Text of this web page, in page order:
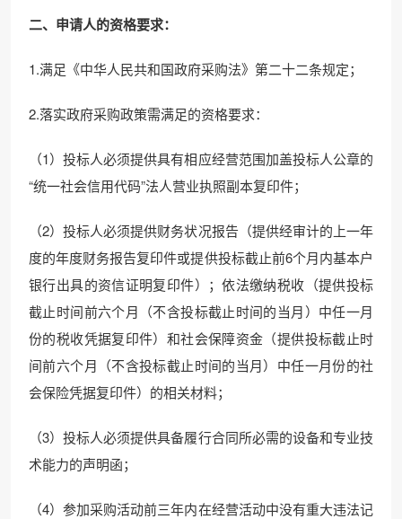
二、申请人的资格要求：
1.满足《中华人民共和国政府采购法》第二十二条规定；
2.落实政府采购政策需满足的资格要求：
（1）投标人必须提供具有相应经营范围加盖投标人公章的
“统一社会信用代码”法人营业执照副本复印件；
（2）投标人必须提供财务状况报告（提供经审计的上一年
度的年度财务报告复印件或提供投标截止前6个月内基本户
银行出具的资信证明复印件）；依法缴纳税收（提供投标
截止时间前六个月（不含投标截止时间的当月）中任一月
份的税收凭据复印件）和社会保障资金（提供投标截止时
间前六个月（不含投标截止时间的当月）中任一月份的社
会保险凭据复印件）的相关材料；
（3）投标人必须提供具备履行合同所必需的设备和专业技
术能力的声明函；
（4）参加采购活动前三年内在经营活动中没有重大违法记